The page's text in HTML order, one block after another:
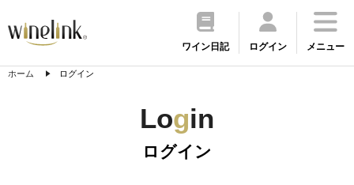
ワイン日記 ログイン メニュー
ホーム ログイン
Login
ログイン